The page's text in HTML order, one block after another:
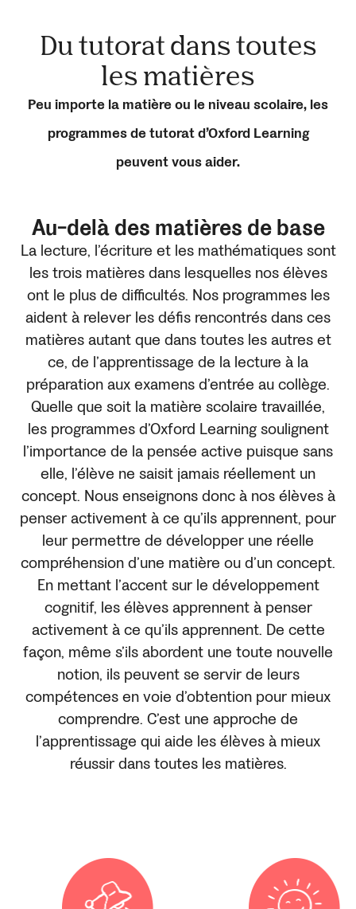
Du tutorat dans toutes
les matières
Peu importe la matière ou le niveau scolaire, les
programmes de tutorat d’Oxford Learning
peuvent vous aider.
Au-delà des matières de base
La lecture, l’écriture et les mathématiques sont
les trois matières dans lesquelles nos élèves
ont le plus de difficultés. Nos programmes les
aident à relever les défis rencontrés dans ces
matières autant que dans toutes les autres et
ce, de l’apprentissage de la lecture à la
préparation aux examens d’entrée au collège.
Quelle que soit la matière scolaire travaillée,
les programmes d’Oxford Learning soulignent
l’importance de la pensée active puisque sans
elle, l’élève ne saisit jamais réellement un
concept. Nous enseignons donc à nos élèves à
penser activement à ce qu’ils apprennent, pour
leur permettre de développer une réelle
compréhension d’une matière ou d’un concept.
En mettant l’accent sur le développement
cognitif, les élèves apprennent à penser
activement à ce qu’ils apprennent. De cette
façon, même s’ils abordent une toute nouvelle
notion, ils peuvent se servir de leurs
compétences en voie d’obtention pour mieux
comprendre. C’est une approche de
l’apprentissage qui aide les élèves à mieux
réussir dans toutes les matières.